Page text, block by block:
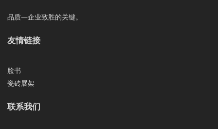
品质—企业致胜的关键。
友情链接
脸书
瓷砖展架
联系我们